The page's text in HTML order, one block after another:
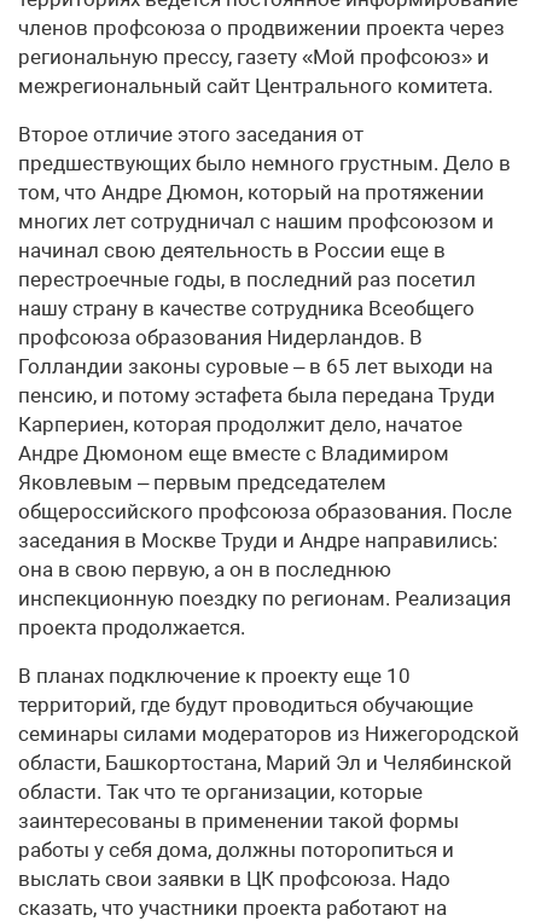
членов профсоюза о продвижении проекта через
региональную прессу, газету «Мой профсоюз» и
межрегиональный сайт Центрального комитета.
Второе отличие этого заседания от
предшествующих было немного грустным. Дело в
том, что Андре Дюмон, который на протяжении
многих лет сотрудничал с нашим профсоюзом и
начинал свою деятельность в России еще в
перестроечные годы, в последний раз посетил
нашу страну в качестве сотрудника Всеобщего
профсоюза образования Нидерландов. В
Голландии законы суровые – в 65 лет выходи на
пенсию, и потому эстафета была передана Труди
Карпериен, которая продолжит дело, начатое
Андре Дюмоном еще вместе с Владимиром
Яковлевым – первым председателем
общероссийского профсоюза образования. После
заседания в Москве Труди и Андре направились:
она в свою первую, а он в последнюю
инспекционную поездку по регионам. Реализация
проекта продолжается.
В планах подключение к проекту еще 10
территорий, где будут проводиться обучающие
семинары силами модераторов из Нижегородской
области, Башкортостана, Марий Эл и Челябинской
области. Так что те организации, которые
заинтересованы в применении такой формы
работы у себя дома, должны поторопиться и
выслать свои заявки в ЦК профсоюза. Надо
сказать, что участники проекта работают на